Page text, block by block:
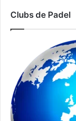
Clubs de Padel